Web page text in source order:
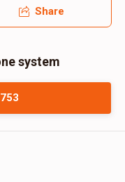
Share
system